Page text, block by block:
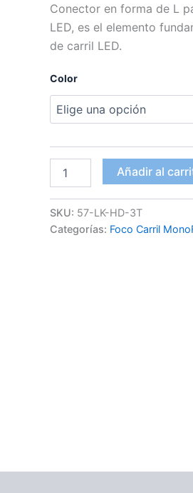
Conector en forma de L
LED, es el elemento
de carril LED.
Color
monofásico
cantidad
Añadir al
SKU: 57-LK-HD-3T
Categorías: Foco Carril